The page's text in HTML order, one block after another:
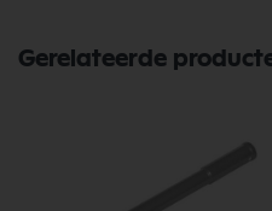
Gerelateerde